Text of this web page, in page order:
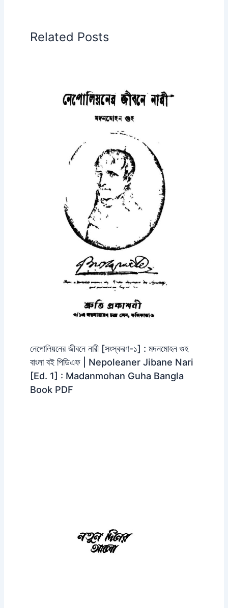
Related Posts
নেপোলিয়নের জীবনে নারী [সংস্করণ-১] : মদনমোহন গুহ
বাংলা বই পিডিএফ | Nepoleaner Jibane Nari
[Ed. 1] : Madanmohan Guha Bangla
Book PDF